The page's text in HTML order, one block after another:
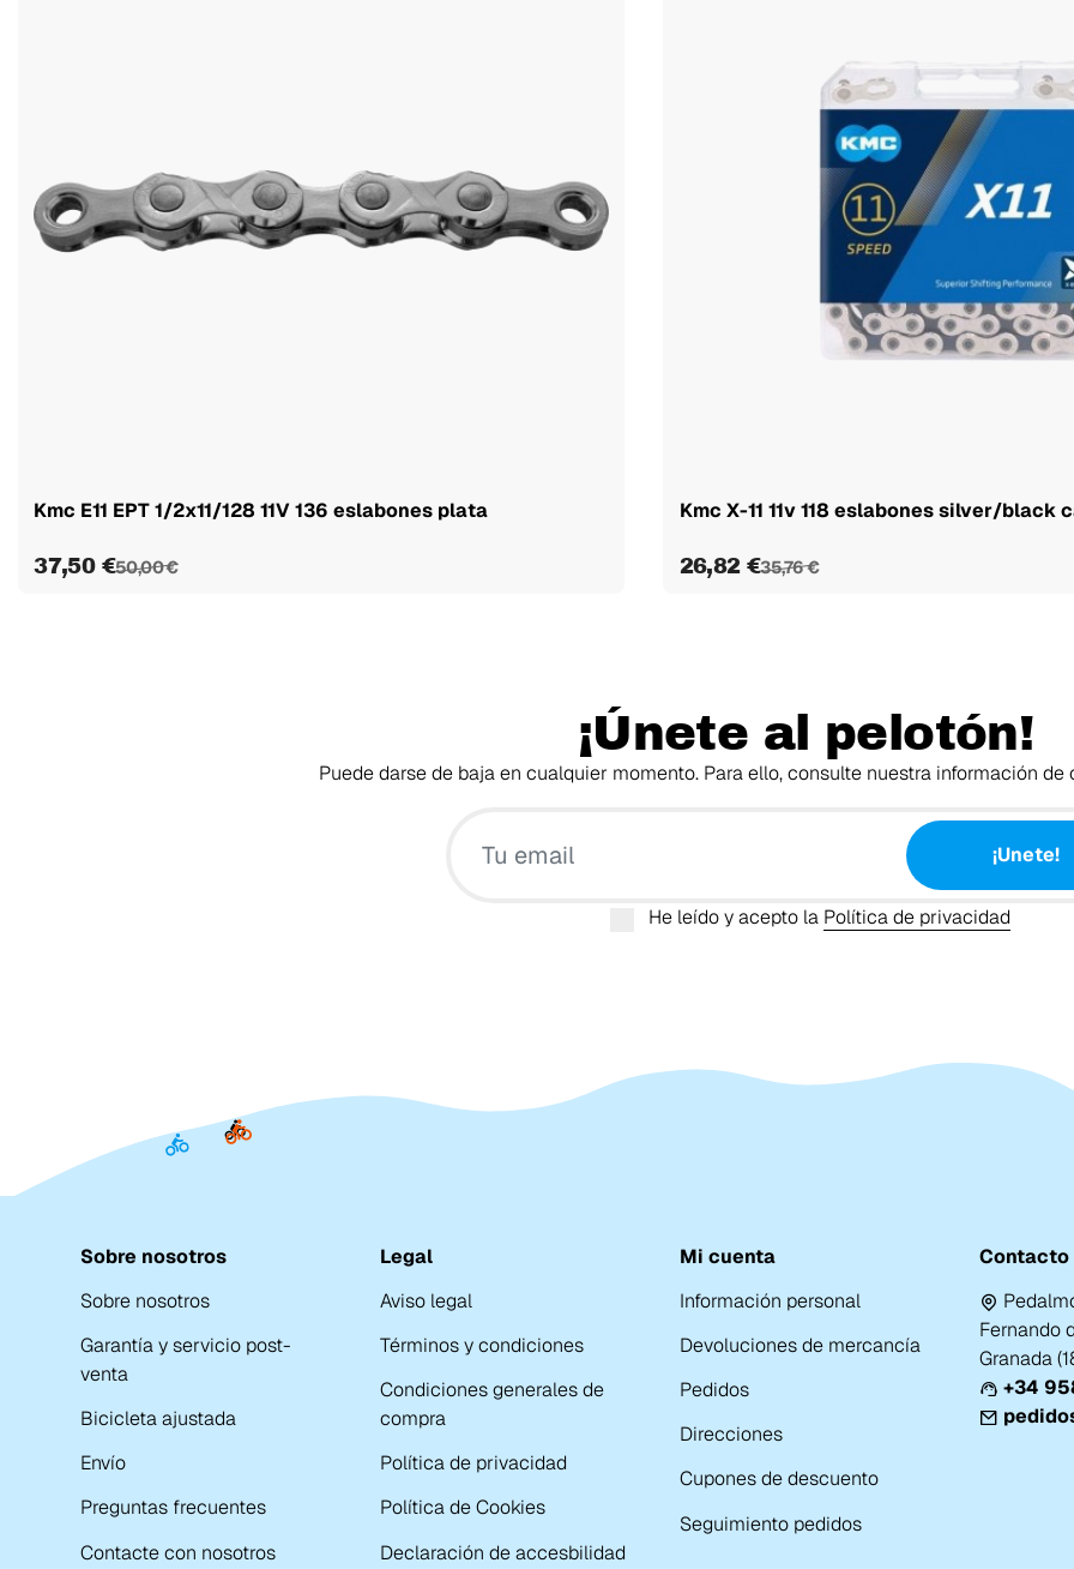
Kmc E11 EPT 1/2x11/128 11V 136 eslabones plata
37,50 €50,00 €
Kmc X-11 11v 118 eslabones silver/black
26,82 €35,76 €
¡Únete al pelotón!
Puede darse de baja en cualquier momento. Para ello, consulte nuestra información
¡Unete!
He leído y acepto la Política de privacidad
Sobre nosotros
Sobre nosotros
Garantía y servicio post-
venta
Bicicleta ajustada
Envío
Preguntas frecuentes
Contacte con nosotros
Legal
Aviso legal
Términos y condiciones
Condiciones generales de
compra
Política de privacidad
Política de Cookies
Declaración de accesbilidad
Mi cuenta
Información personal
Devoluciones de mercancía
Pedidos
Direcciones
Cupones de descuento
Seguimiento pedidos
Contacto
Fernando
Granada
+34